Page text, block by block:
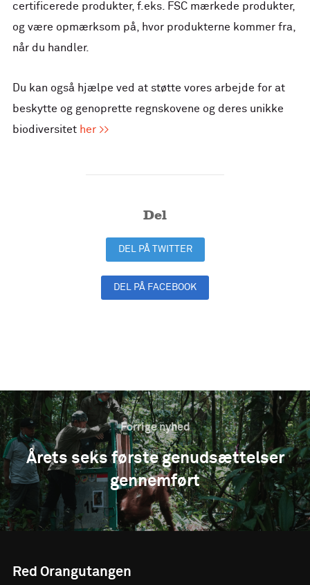
certificerede produkter, f.eks. FSC mærkede produkter,
og være opmærksom på, hvor produkterne kommer fra,
når du handler.
Du kan også hjælpe ved at støtte vores arbejde for at
beskytte og genoprette regnskovene og deres unikke
biodiversitet her >>
Del
DEL PÅ TWITTER
DEL PÅ FACEBOOK
Forrige nyhed
Årets seks første genudsættelser
gennemført
Red Orangutangen